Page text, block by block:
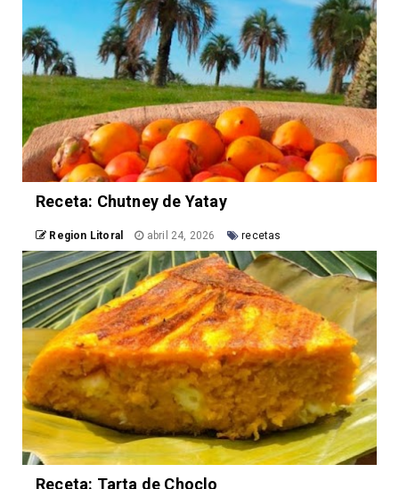
Receta: Chutney de Yatay
Region Litoral abril 24, 2026 recetas
Receta: Tarta de Choclo